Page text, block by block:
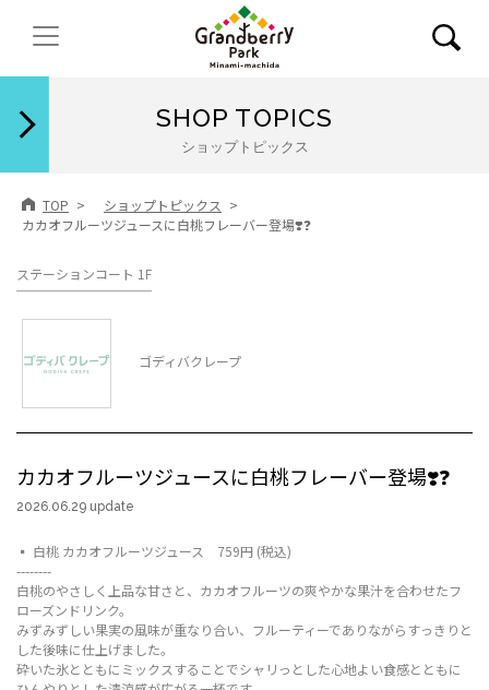
SHOP TOPICS
ショップトピックス
TOP
ショップトピックス
カカオフルーツジュースに白桃フレーバー登場❣️❓
ステーションコート 1F
ゴディバクレープ
カカオフルーツジュースに白桃フレーバー登場❣️❓
2026.06.29 update
▪️ 白桃 カカオフルーツジュース 759円 (税込)
--------
白桃のやさしく上品な甘さと、カカオフルーツの爽やかな果汁を合わせたフ
ローズンドリンク。
みずみずしい果実の風味が重なり合い、フルーティーでありながらすっきりと
した後味に仕上げました。
砕いた氷とともにミックスすることでシャリっとした心地よい食感とともに
閉じる